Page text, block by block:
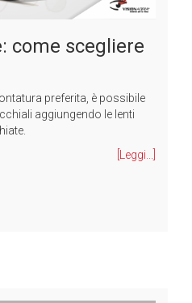
come scegliere
preferita, è possibile
aggiungendo le lenti
[Leggi...]